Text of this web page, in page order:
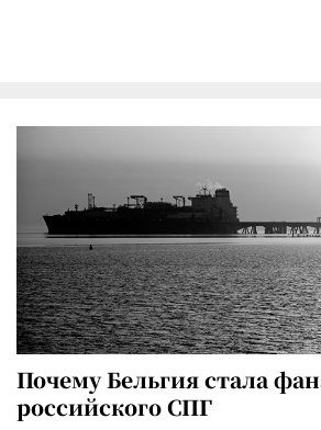
Почему Бельгия стала
российского СПГ